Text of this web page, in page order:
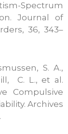
Spectrum
Journal of
36, 343–
S. A.,
C. L., et al.
Compulsive
Archives